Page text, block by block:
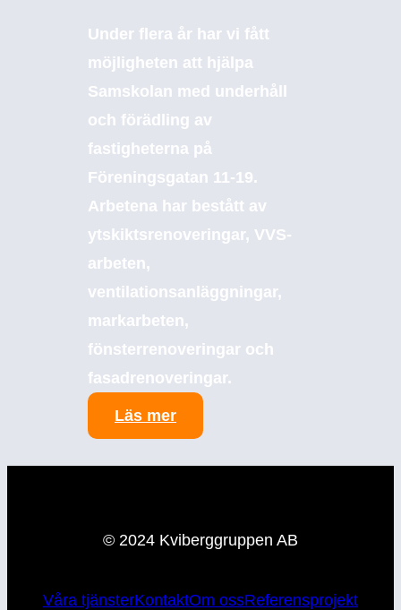
Under flera år har vi fått
möjligheten att hjälpa
Samskolan med underhåll
och förädling av
fastigheterna på
Föreningsgatan 11-19.
Arbetena har bestått av
ytskiktsrenoveringar, VVS-
arbeten,
ventilationsanläggningar,
markarbeten,
fönsterrenoveringar och
fasadrenoveringar.
Läs mer:
Samskolan
–
© 2024 Kviberggruppen AB
Våra tjänsterKontaktOm ossReferensprojekt